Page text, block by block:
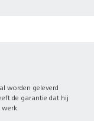
worden geleverd
de garantie dat hij